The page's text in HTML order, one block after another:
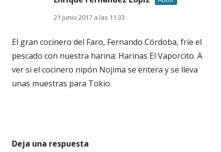
21 junio 2017 a las 11:33
El gran cocinero del Faro, Fernando Córdoba, fríe el
pescado con nuestra harina: Harinas El Vaporcito. A
ver si el cocinero nipón Nojima se entera y se lleva
unas muestras para Tokio.
Deja una respuesta